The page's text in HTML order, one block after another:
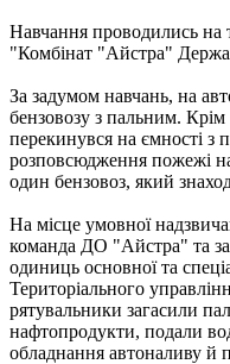
Навчання проводились на
"Комбінат "Айстра"
За задумом навчань, на
бензовозу з пальним.
перекинувся на ємності з
розповсюдження пожежі
один бензовоз, який
На місце умовної
команда ДО "Айстра" та
одиниць основної та
Територіального
рятувальники загасили
нафтопродукти, подали
обладнання автоналиву й